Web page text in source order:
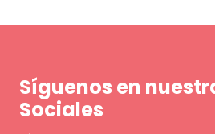
Síguenos en
Sociales